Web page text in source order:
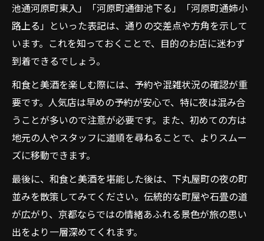
池通河原町東入」「河原町通御池下る」「河原町通姉小
路上る」といった表記は、通りの交差点や方角を示して
います。これを知っておくことで、目的のお店に迷わず
到着できるでしょう。
和食と美酒を楽しむ際には、予約や混雑状況の確認が重
要です。人気店は早めの予約が安心で、特に夜は混み合
うことが多いので注意が必要です。また、初めての方は
地元の人やスタッフに道順を尋ねることで、よりスムー
ズに移動できます。
最後に、和食と美酒を堪能した後は、下丸屋町の夜の町
並みを散策してみてください。伝統的な町屋や石畳の道
が広がり、京都ならではの情緒あふれる景色が旅の思い
出をより一層深めてくれます。